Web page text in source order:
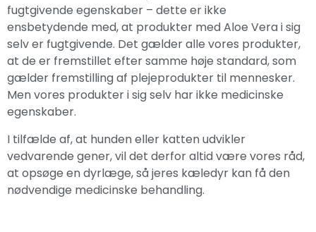
fugtgivende egenskaber – dette er ikke
ensbetydende med, at produkter med Aloe Vera i sig
selv er fugtgivende. Det gælder alle vores produkter,
at de er fremstillet efter samme høje standard, som
gælder fremstilling af plejeprodukter til mennesker.
Men vores produkter i sig selv har ikke medicinske
egenskaber.
I tilfælde af, at hunden eller katten udvikler
vedvarende gener, vil det derfor altid være vores råd,
at opsøge en dyrlæge, så jeres kæledyr kan få den
nødvendige medicinske behandling.